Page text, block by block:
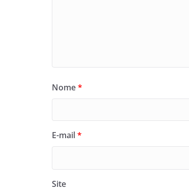
Nome*
E-mail*
Site